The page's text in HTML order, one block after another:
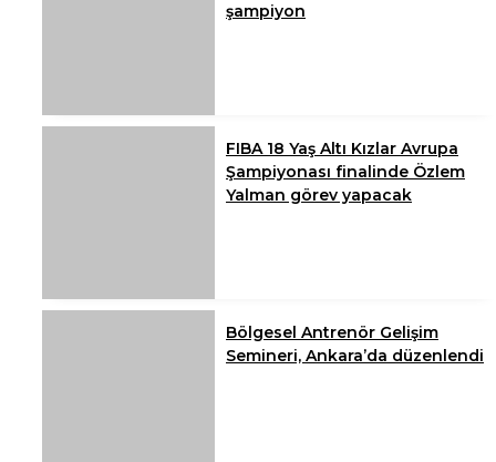
şampiyon
FIBA 18 Yaş Altı Kızlar Avrupa
Şampiyonası finalinde Özlem
Yalman görev yapacak
Bölgesel Antrenör Gelişim
Semineri, Ankara’da düzenlendi